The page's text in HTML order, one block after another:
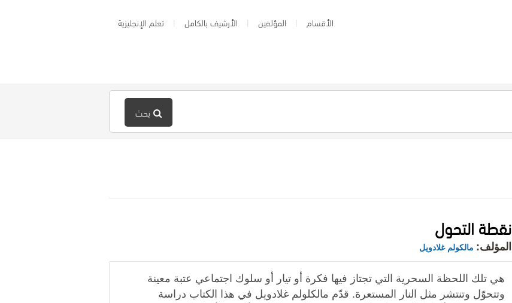
الأقسام المؤلفين الأرشيف بالكامل تعلم الإنجليزية
بحث
نقطة التحول
المؤلف: مالكولم غلادويل
هي تلك اللحظة السحرية التي تجتاز فيها فكرة أو تيار أو سلوك اجتماعي عتبة معينة
وتتحوّل وتنتشر مثل النار المستعرة. قدّم مالكلولم غلادويل في هذا الكتاب دراسة